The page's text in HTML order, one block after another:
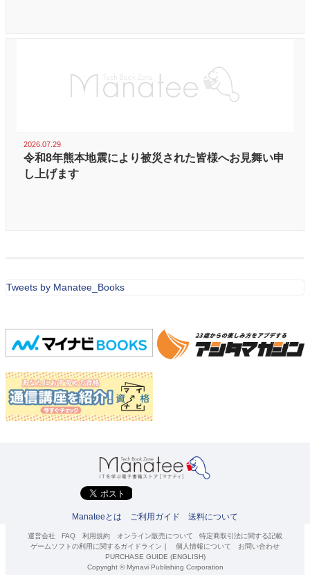
2026.07.29
令和8年熊本地震により被災された皆様へお見舞い申
し上げます
Tweets by Manatee_Books
Manateeとは ご利用ガイド 送料について
運営会社 FAQ 利用規約 オンライン販売について
特定商取引法に関する記載
ゲームソフトの利用に関するガイドライン ｜ 個人情報について
お問い合わせ
PURCHASE GUIDE (ENGLISH)
Copyright © Mynavi Publishing Corporation